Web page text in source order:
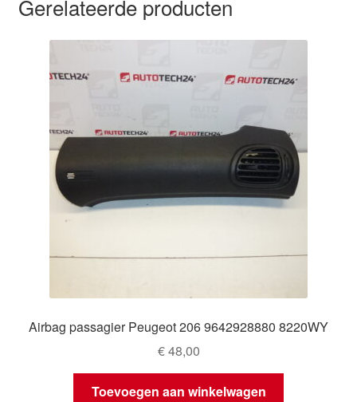
Gerelateerde producten
Airbag passagier Peugeot 206 9642928880 8220WY
€48,00
Toevoegen aan winkelwagen